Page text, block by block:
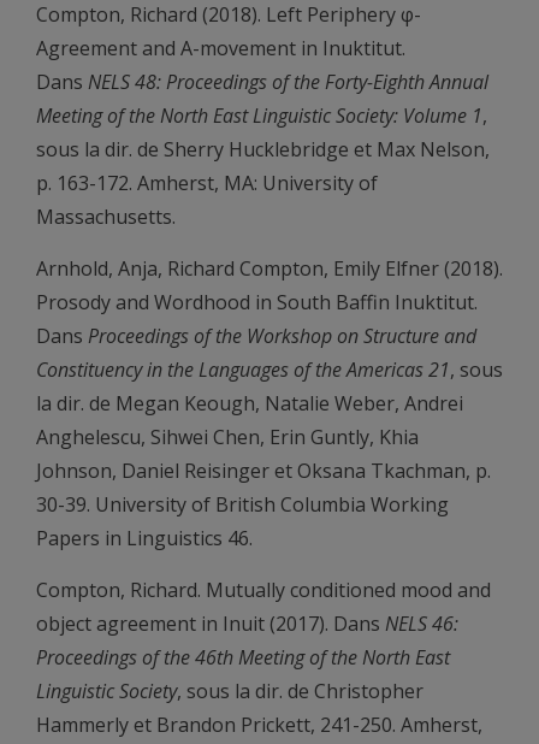
Compton, Richard (2018). Left Periphery φ-
Agreement and A-movement in Inuktitut.
Dans NELS 48: Proceedings of the Forty-Eighth Annual
Meeting of the North East Linguistic Society: Volume 1,
sous la dir. de Sherry Hucklebridge et Max Nelson,
p. 163-172. Amherst, MA: University of
Massachusetts.
Arnhold, Anja, Richard Compton, Emily Elfner (2018).
Prosody and Wordhood in South Baffin Inuktitut.
Dans Proceedings of the Workshop on Structure and
Constituency in the Languages of the Americas 21, sous
la dir. de Megan Keough, Natalie Weber, Andrei
Anghelescu, Sihwei Chen, Erin Guntly, Khia
Johnson, Daniel Reisinger et Oksana Tkachman, p.
30-39. University of British Columbia Working
Papers in Linguistics 46.
Compton, Richard. Mutually conditioned mood and
object agreement in Inuit (2017). Dans NELS 46:
Proceedings of the 46th Meeting of the North East
Linguistic Society, sous la dir. de Christopher
Hammerly et Brandon Prickett, 241-250. Amherst,